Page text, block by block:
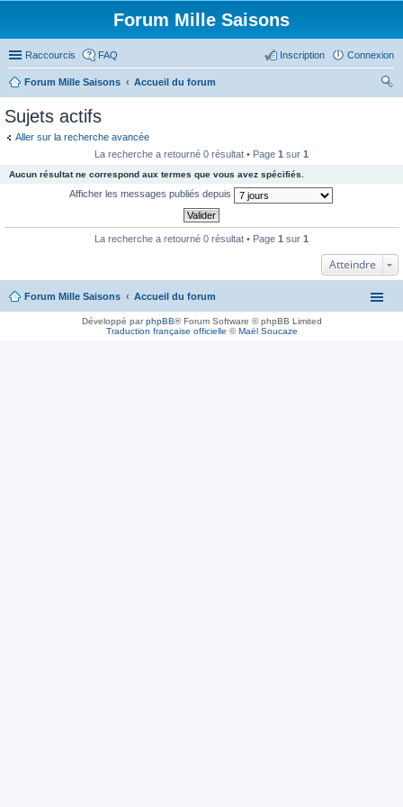
Forum Mille Saisons
Raccourcis FAQ Connexion
Inscription
Forum Mille Saisons
Accueil du forum
Sujets actifs
Aller sur la recherche avancée
La recherche a retourné 0 résultat • Page 1 sur 1
Aucun résultat ne correspond aux termes que vous avez spécifiés.
Afficher les messages publiés depuis
La recherche a retourné 0 résultat • Page 1 sur 1
Atteindre
Forum Mille Saisons Accueil du forum
Développé parphpBB® Forum Software © phpBB Limited
Traduction française officielle ©Maël Soucaze